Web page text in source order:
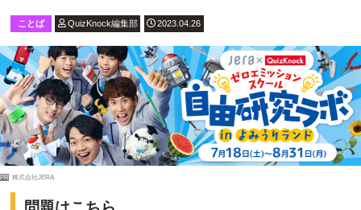
ことば QuizKnock編集部 2023.04.26
PR 株式会社JERA